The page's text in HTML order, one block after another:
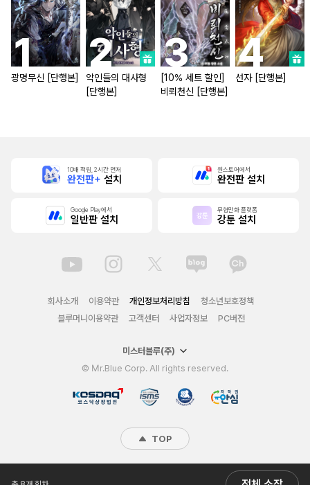
광명무신 [단행본]
악인들의 대사형
[단행본]
[10% 세트 할인]
비뢰천신 [단행본]
선자 [단행본]
10배 적립, 2시간 먼저
완전판+ 설치
원스토어에서
완전판 설치
Google Play에서
일반판 설치
무협만화 플랫폼
강툰 설치
회사소개 이용약관 개인정보처리방침
청소년보호정책
블루머니이용약관
고객센터 사업자정보 PC버전
미스터블루(주)
© Mr.Blue Corp. All rights reserved.
TOP